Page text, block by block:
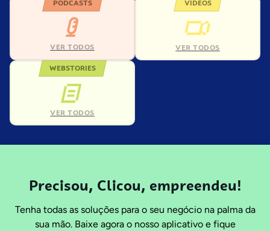
PODCASTS
VER TODOS
VÍDEOS
VER TODOS
WEBSTORIES
VER TODOS
Precisou, Clicou, empreendeu!
Tenha todas as soluções para o seu negócio na palma da
sua mão. Baixe agora o nosso aplicativo e fique